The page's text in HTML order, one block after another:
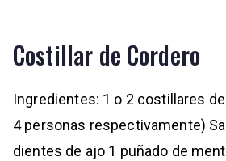
Costillar de Cordero
Ingredientes: 1 o 2 costillares
4 personas respectivamente)
dientes de ajo 1 puñado de